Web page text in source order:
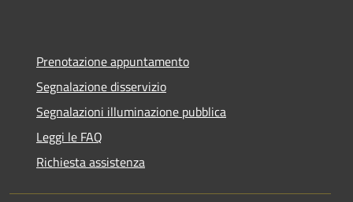
Prenotazione appuntamento
Segnalazione disservizio
Segnalazioni illuminazione pubblica
Leggi le FAQ
Richiesta assistenza